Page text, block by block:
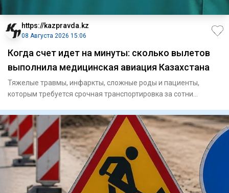
https://kazpravda.kz
08 Августа 2026 15:06
Когда счет идет на минуты: сколько вылетов
выполнила медицинская авиация Казахстана
Тяжелые травмы, инфаркты, сложные роды и пациенты,
которым требуется срочная транспортировка за сотни